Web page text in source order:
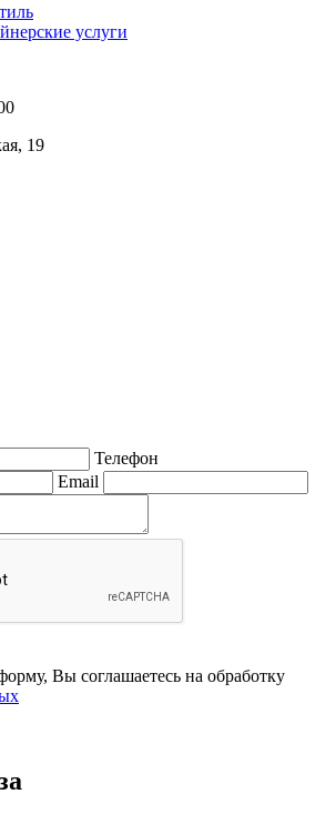
услуги
19
Телефон
Email
Вы соглашаетесь на обработку